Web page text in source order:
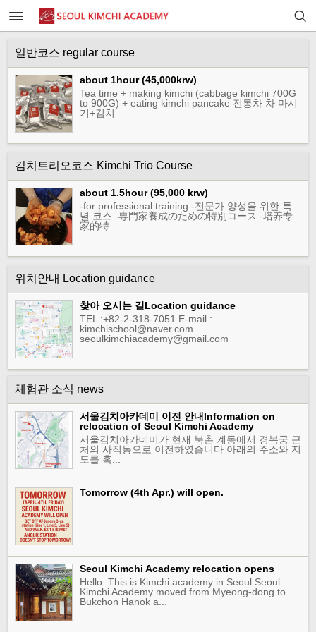
일반코스 regular course
about 1hour (45,000krw)
Tea time + making kimchi (cabbage kimchi 700G
to 900G) + eating kimchi pancake 전통차 차 마시
기+김치 ...
김치트리오코스 Kimchi Trio Course
about 1.5hour (95,000 krw)
-for professional training -전문가 양성을 위한 특
별 코스 -専門家養成のための特別コース -培养专
家的特...
위치안내 Location guidance
찾아 오시는 길Location guidance
TEL :+82-2-318-7051 E-mail :
kimchischool@naver.com
seoulkimchiacademy@gmail.com
체험관 소식 news
서울김치아카데미 이전 안내Information on
relocation of Seoul Kimchi Academy
서울김치아카데미가 현재 북촌 계동에서 경복궁 근
처의 사직동으로 이전하였습니다 아래의 주소와 지
도를 혹...
Tomorrow (4th Apr.) will open.
Seoul Kimchi Academy relocation opens
Hello. This is Kimchi academy in Seoul Seoul
Kimchi Academy moved from Myeong-dong to
Bukchon Hanok a...